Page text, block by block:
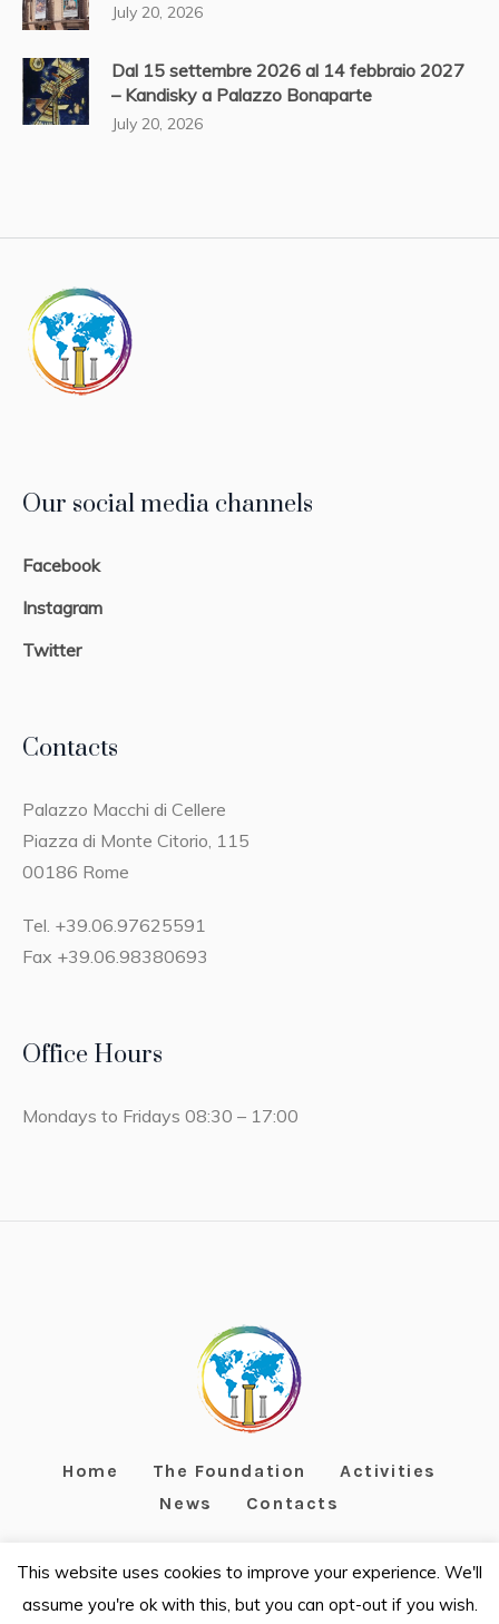
July 20, 2026
Dal 15 settembre 2026 al 14 febbraio 2027
– Kandisky a Palazzo Bonaparte
July 20, 2026
Our social media channels
Facebook
Instagram
Twitter
Contacts
Palazzo Macchi di Cellere
Piazza di Monte Citorio, 115
00186 Rome
Tel. +39.06.97625591
Fax +39.06.98380693
Office Hours
Mondays to Fridays 08:30 – 17:00
Home The Foundation
Activities
News
Contacts
Fondazione Terzo Pilastro Internazionale - C.F. 97967070588
This website uses cookies to improve your experience. We'll
assume you're ok with this, but you can opt-out if you wish.